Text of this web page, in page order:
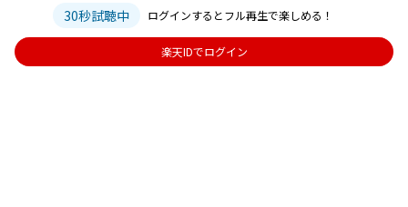
30秒試聴中 ログインするとフル再生で楽しめる！
楽天IDでログイン